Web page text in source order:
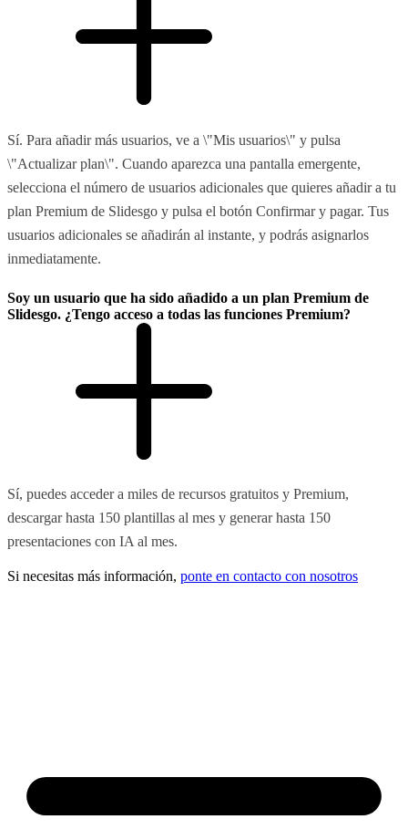
Sí. Para añadir más usuarios, ve a \"Mis usuarios\" y pulsa
\"Actualizar plan\". Cuando aparezca una pantalla emergente,
selecciona el número de usuarios adicionales que quieres añadir a tu
plan Premium de Slidesgo y pulsa el botón Confirmar y pagar. Tus
usuarios adicionales se añadirán al instante, y podrás asignarlos
inmediatamente.
Soy un usuario que ha sido añadido a un plan Premium de
Slidesgo. ¿Tengo acceso a todas las funciones Premium?
Sí, puedes acceder a miles de recursos gratuitos y Premium,
descargar hasta 150 plantillas al mes y generar hasta 150
presentaciones con IA al mes.
Si necesitas más información, ponte en contacto con nosotros